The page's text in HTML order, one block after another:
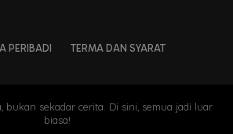
PERIBADI TERMA DAN SYARAT
bukan sekadar cerita. Di sini, semua jadi luar
biasa!